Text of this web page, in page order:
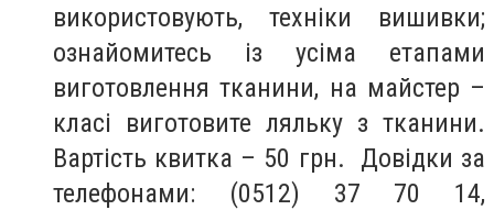
використовують, техніки вишивки;
ознайомитесь із усіма етапами
виготовлення тканини, на майстер –
класі виготовите ляльку з тканини.
Вартість квитка – 50 грн. Довідки за
телефонами: (0512) 37 70 14,